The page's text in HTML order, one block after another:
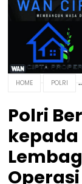
HOME POLRI
Polri